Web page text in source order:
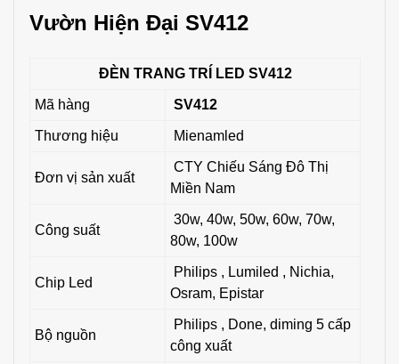
Vườn Hiện Đại SV412
ĐÈN TRANG TRÍ LED SV412
Mã hàng SV412
Thương hiệu Mienamled
Đơn vị sản xuất
CTY Chiếu Sáng Đô Thị
Miền Nam
Công suất
30w, 40w, 50w, 60w, 70w,
80w, 100w
Chip Led
Philips , Lumiled , Nichia,
Osram, Epistar
Bộ nguồn
Philips , Done, diming 5 cấp
công xuất